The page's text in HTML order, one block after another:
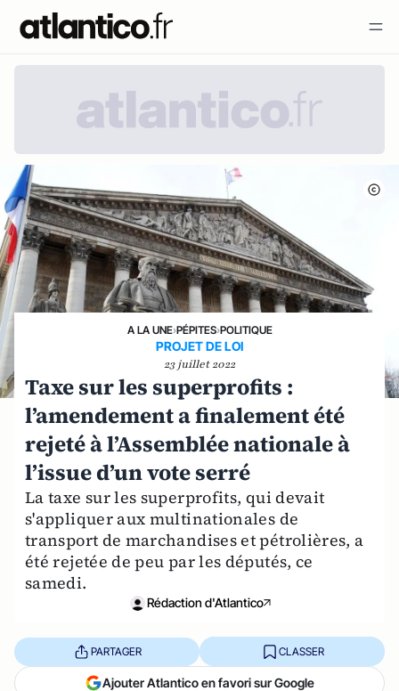
A LA UNE›PÉPITES›POLITIQUE
PROJET DE LOI
23 juillet 2022
Taxe sur les superprofits :
l’amendement a finalement été
rejeté à l’Assemblée nationale à
l’issue d’un vote serré
La taxe sur les superprofits, qui devait
s'appliquer aux multinationales de
transport de marchandises et pétrolières, a
été rejetée de peu par les députés, ce
samedi.
Rédaction d'Atlantico
PARTAGER CLASSER
Ajouter Atlantico en favori sur Google